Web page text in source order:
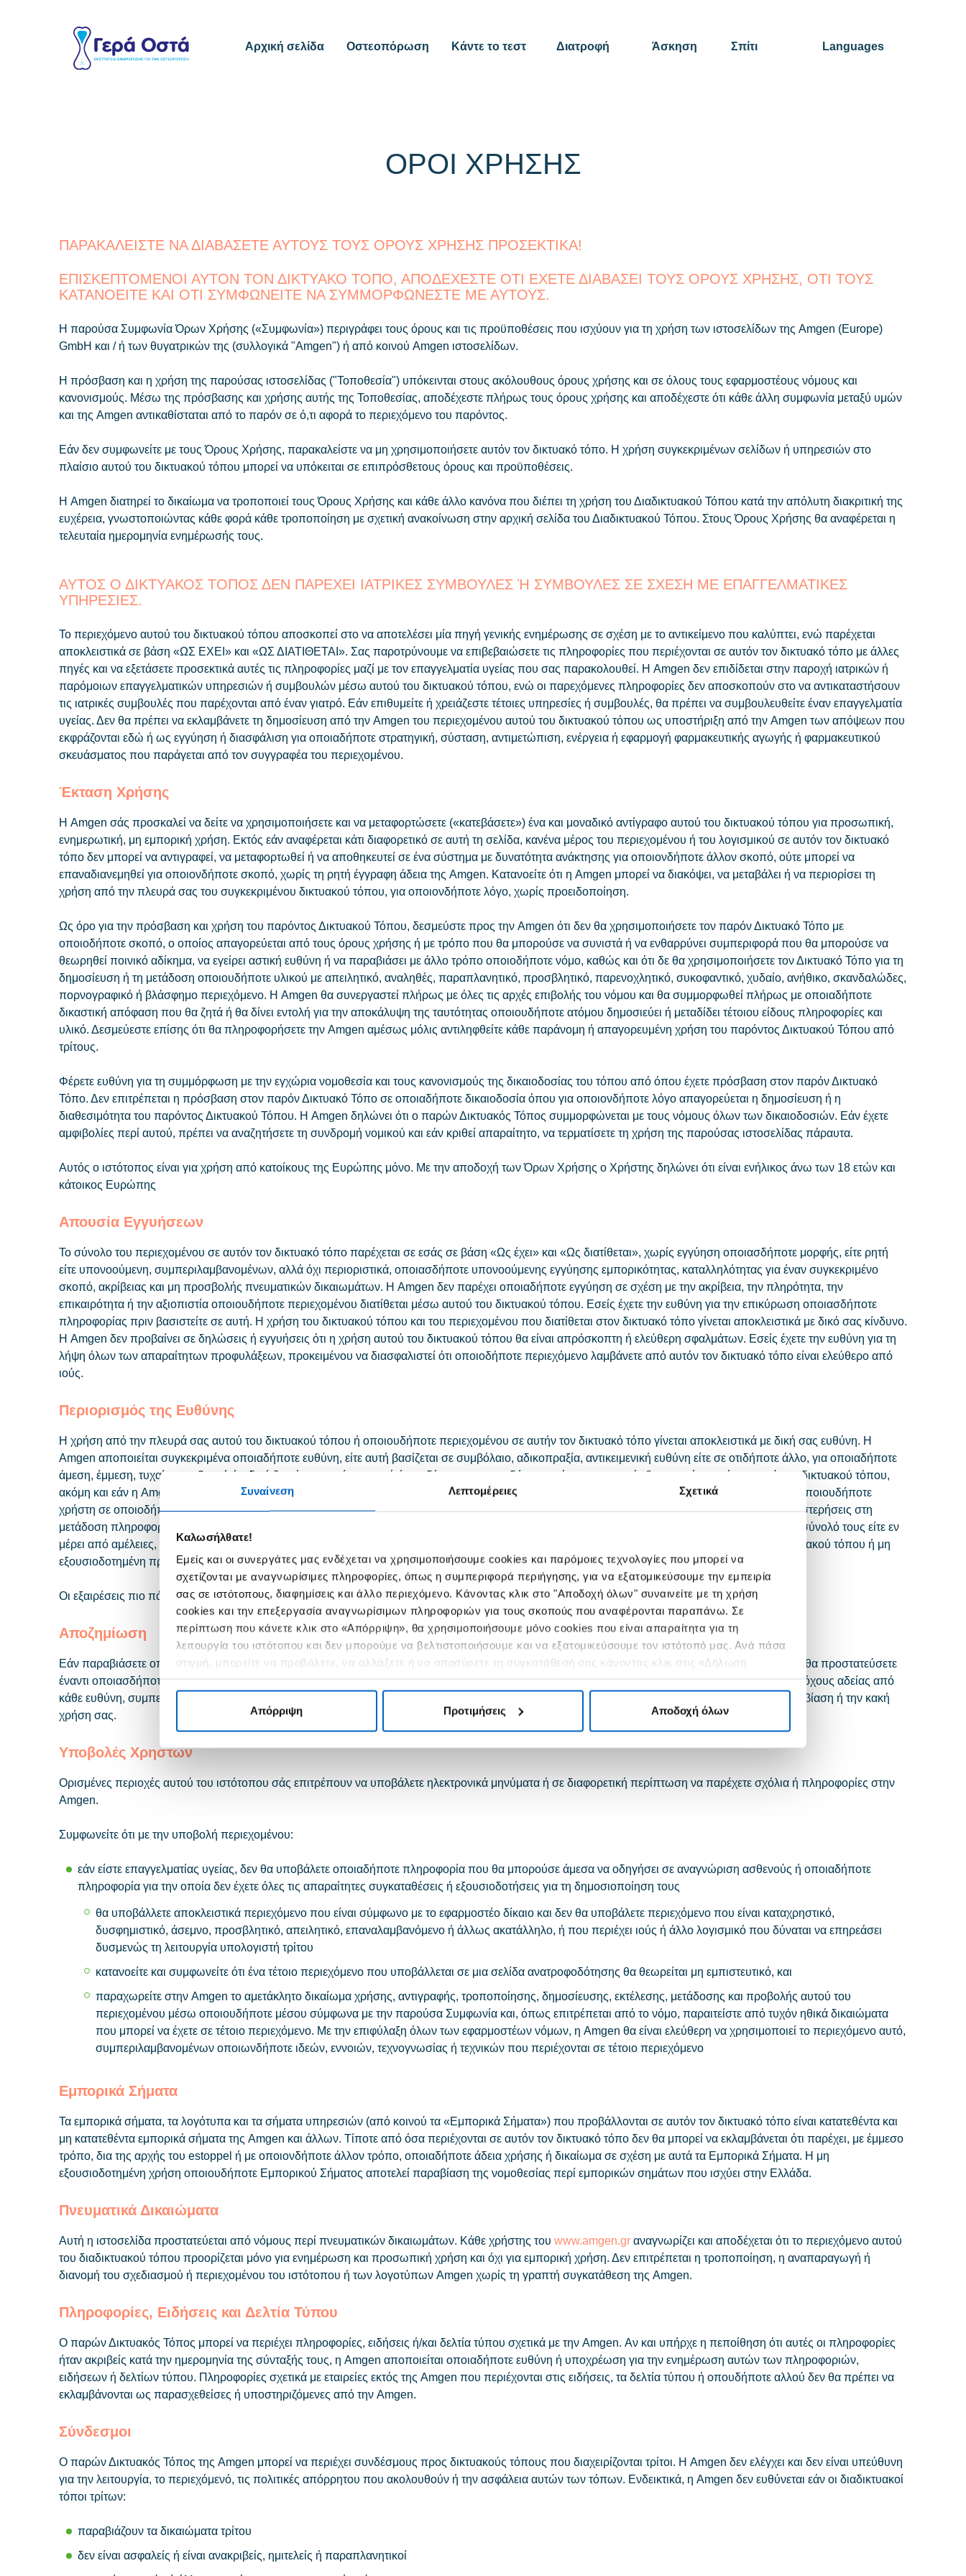
Συναίνεση Λεπτομέρειες Σχετικά
Καλωσήλθατε!
Εμείς και οι συνεργάτες μας ενδέχεται να χρησιμοποιήσουμε cookies και παρόμοιες τεχνολογίες που μπορεί να
σχετίζονται με αναγνωρίσιμες πληροφορίες, όπως η συμπεριφορά περιήγησης, για να εξατομικεύσουμε την εμπειρία
σας σε ιστότοπους, διαφημίσεις και άλλο περιεχόμενο. Κάνοντας κλικ στο "Αποδοχή όλων" συναινείτε με τη χρήση
cookies και την επεξεργασία αναγνωρίσιμων πληροφοριών για τους σκοπούς που αναφέρονται παραπάνω. Σε
περίπτωση που κάνετε κλικ στο «Απόρριψη», θα χρησιμοποιήσουμε μόνο cookies που είναι απαραίτητα για τη
λειτουργία του ιστότοπου και δεν μπορούμε να βελτιστοποιήσουμε και να εξατομικεύσουμε τον ιστότοπό μας. Ανά πάσα
στιγμή, μπορείτε να προβάλετε, να αλλάξετε ή να αποσύρετε τη συγκατάθεσή σας κάνοντας κλικ στις «Δήλωση
Απόρριψη Προτιμήσεις Αποδοχή όλων
Αρχική σελίδα
Οστεοπόρωση Κάντε το τεστ Διατροφή Άσκηση Σπίτι Languages
ΌΡΟΙ ΧΡΉΣΗΣ
ΠΑΡΑΚΑΛΕΙΣΤΕ ΝΑ ΔΙΑΒΑΣΕΤΕ ΑΥΤΟΥΣ ΤΟΥΣ ΟΡΟΥΣ ΧΡΗΣΗΣ ΠΡΟΣΕΚΤΙΚΑ!
ΕΠΙΣΚΕΠΤΟΜΕΝΟΙ ΑΥΤΟΝ ΤΟΝ ΔΙΚΤΥΑΚΟ ΤΟΠΟ, ΑΠΟΔΕΧΕΣΤΕ ΟΤΙ ΕΧΕΤΕ ΔΙΑΒΑΣΕΙ ΤΟΥΣ ΟΡΟΥΣ ΧΡΗΣΗΣ, ΟΤΙ ΤΟΥΣ
ΚΑΤΑΝΟΕΙΤΕ ΚΑΙ ΟΤΙ ΣΥΜΦΩΝΕΙΤΕ ΝΑ ΣΥΜΜΟΡΦΩΝΕΣΤΕ ΜΕ ΑΥΤΟΥΣ.
Η παρούσα Συμφωνία Όρων Χρήσης («Συμφωνία») περιγράφει τους όρους και τις προϋποθέσεις που ισχύουν για τη χρήση των ιστοσελίδων της Amgen (Εurope)
GmbH και / ή των θυγατρικών της (συλλογικά "Amgen") ή από κοινού Amgen ιστοσελίδων.
Η πρόσβαση και η χρήση της παρούσας ιστοσελίδας ("Τοποθεσία") υπόκεινται στους ακόλουθους όρους χρήσης και σε όλους τους εφαρμοστέους νόμους και
κανονισμούς. Μέσω της πρόσβασης και χρήσης αυτής της Τοποθεσίας, αποδέχεστε πλήρως τους όρους χρήσης και αποδέχεστε ότι κάθε άλλη συμφωνία μεταξύ υμών
και της Amgen αντικαθίσταται από το παρόν σε ό,τι αφορά το περιεχόμενο του παρόντος.
Εάν δεν συμφωνείτε με τους Όρους Χρήσης, παρακαλείστε να μη χρησιμοποιήσετε αυτόν τον δικτυακό τόπο. Η χρήση συγκεκριμένων σελίδων ή υπηρεσιών στο
πλαίσιο αυτού του δικτυακού τόπου μπορεί να υπόκειται σε επιπρόσθετους όρους και προϋποθέσεις.
Η Amgen διατηρεί το δικαίωμα να τροποποιεί τους Όρους Χρήσης και κάθε άλλο κανόνα που διέπει τη χρήση του Διαδικτυακού Τόπου κατά την απόλυτη διακριτική της
ευχέρεια, γνωστοποιώντας κάθε φορά κάθε τροποποίηση με σχετική ανακοίνωση στην αρχική σελίδα του Διαδικτυακού Τόπου. Στους Όρους Χρήσης θα αναφέρεται η
τελευταία ημερομηνία ενημέρωσής τους.
ΑΥΤΟΣ Ο ΔΙΚΤΥΑΚΟΣ ΤΟΠΟΣ ΔΕΝ ΠΑΡΕΧΕΙ ΙΑΤΡΙΚΕΣ ΣΥΜΒΟΥΛΕΣ Ή ΣΥΜΒΟΥΛΕΣ ΣΕ ΣΧΕΣΗ ΜΕ ΕΠΑΓΓΕΛΜΑΤΙΚΕΣ
ΥΠΗΡΕΣΙΕΣ.
Το περιεχόμενο αυτού του δικτυακού τόπου αποσκοπεί στο να αποτελέσει μία πηγή γενικής ενημέρωσης σε σχέση με το αντικείμενο που καλύπτει, ενώ παρέχεται
αποκλειστικά σε βάση «ΩΣ ΕΧΕΙ» και «ΩΣ ΔΙΑΤΙΘΕΤΑΙ». Σας παροτρύνουμε να επιβεβαιώσετε τις πληροφορίες που περιέχονται σε αυτόν τον δικτυακό τόπο με άλλες
πηγές και να εξετάσετε προσεκτικά αυτές τις πληροφορίες μαζί με τον επαγγελματία υγείας που σας παρακολουθεί. Η Amgen δεν επιδίδεται στην παροχή ιατρικών ή
παρόμοιων επαγγελματικών υπηρεσιών ή συμβουλών μέσω αυτού του δικτυακού τόπου, ενώ οι παρεχόμενες πληροφορίες δεν αποσκοπούν στο να αντικαταστήσουν
τις ιατρικές συμβουλές που παρέχονται από έναν γιατρό. Εάν επιθυμείτε ή χρειάζεστε τέτοιες υπηρεσίες ή συμβουλές, θα πρέπει να συμβουλευθείτε έναν επαγγελματία
υγείας. Δεν θα πρέπει να εκλαμβάνετε τη δημοσίευση από την Amgen του περιεχομένου αυτού του δικτυακού τόπου ως υποστήριξη από την Amgen των απόψεων που
εκφράζονται εδώ ή ως εγγύηση ή διασφάλιση για οποιαδήποτε στρατηγική, σύσταση, αντιμετώπιση, ενέργεια ή εφαρμογή φαρμακευτικής αγωγής ή φαρμακευτικού
σκευάσματος που παράγεται από τον συγγραφέα του περιεχομένου.
Έκταση Χρήσης
Η Amgen σάς προσκαλεί να δείτε να χρησιμοποιήσετε και να μεταφορτώσετε («κατεβάσετε») ένα και μοναδικό αντίγραφο αυτού του δικτυακού τόπου για προσωπική,
ενημερωτική, μη εμπορική χρήση. Εκτός εάν αναφέρεται κάτι διαφορετικό σε αυτή τη σελίδα, κανένα μέρος του περιεχομένου ή του λογισμικού σε αυτόν τον δικτυακό
τόπο δεν μπορεί να αντιγραφεί, να μεταφορτωθεί ή να αποθηκευτεί σε ένα σύστημα με δυνατότητα ανάκτησης για οποιονδήποτε άλλον σκοπό, ούτε μπορεί να
επαναδιανεμηθεί για οποιονδήποτε σκοπό, χωρίς τη ρητή έγγραφη άδεια της Amgen. Κατανοείτε ότι η Amgen μπορεί να διακόψει, να μεταβάλει ή να περιορίσει τη
χρήση από την πλευρά σας του συγκεκριμένου δικτυακού τόπου, για οποιονδήποτε λόγο, χωρίς προειδοποίηση.
Ως όρο για την πρόσβαση και χρήση του παρόντος Δικτυακού Τόπου, δεσμεύστε προς την Amgen ότι δεν θα χρησιμοποιήσετε τον παρόν Δικτυακό Τόπο με
οποιοδήποτε σκοπό, ο οποίος απαγορεύεται από τους όρους χρήσης ή με τρόπο που θα μπορούσε να συνιστά ή να ενθαρρύνει συμπεριφορά που θα μπορούσε να
θεωρηθεί ποινικό αδίκημα, να εγείρει αστική ευθύνη ή να παραβιάσει με άλλο τρόπο οποιοδήποτε νόμο, καθώς και ότι δε θα χρησιμοποιήσετε τον Δικτυακό Τόπο για τη
δημοσίευση ή τη μετάδοση οποιουδήποτε υλικού με απειλητικό, αναληθές, παραπλανητικό, προσβλητικό, παρενοχλητικό, συκοφαντικό, χυδαίο, ανήθικο, σκανδαλώδες,
πορνογραφικό ή βλάσφημο περιεχόμενο. Η Amgen θα συνεργαστεί πλήρως με όλες τις αρχές επιβολής του νόμου και θα συμμορφωθεί πλήρως με οποιαδήποτε
δικαστική απόφαση που θα ζητά ή θα δίνει εντολή για την αποκάλυψη της ταυτότητας οποιουδήποτε ατόμου δημοσιεύει ή μεταδίδει τέτοιου είδους πληροφορίες και
υλικό. Δεσμεύεστε επίσης ότι θα πληροφορήσετε την Amgen αμέσως μόλις αντιληφθείτε κάθε παράνομη ή απαγορευμένη χρήση του παρόντος Δικτυακού Τόπου από
τρίτους.
Φέρετε ευθύνη για τη συμμόρφωση με την εγχώρια νομοθεσία και τους κανονισμούς της δικαιοδοσίας του τόπου από όπου έχετε πρόσβαση στον παρόν Δικτυακό
Τόπο. Δεν επιτρέπεται η πρόσβαση στον παρόν Δικτυακό Τόπο σε οποιαδήποτε δικαιοδοσία όπου για οποιονδήποτε λόγο απαγορεύεται η δημοσίευση ή η
διαθεσιμότητα του παρόντος Δικτυακού Τόπου. Η Amgen δηλώνει ότι ο παρών Δικτυακός Τόπος συμμορφώνεται με τους νόμους όλων των δικαιοδοσιών. Εάν έχετε
αμφιβολίες περί αυτού, πρέπει να αναζητήσετε τη συνδρομή νομικού και εάν κριθεί απαραίτητο, να τερματίσετε τη χρήση της παρούσας ιστοσελίδας πάραυτα.
Αυτός ο ιστότοπος είναι για χρήση από κατοίκους της Ευρώπης μόνο. Με την αποδοχή των Όρων Χρήσης ο Χρήστης δηλώνει ότι είναι ενήλικος άνω των 18 ετών και
κάτοικος Ευρώπης
Απουσία Εγγυήσεων
Το σύνολο του περιεχομένου σε αυτόν τον δικτυακό τόπο παρέχεται σε εσάς σε βάση «Ως έχει» και «Ως διατίθεται», χωρίς εγγύηση οποιασδήποτε μορφής, είτε ρητή
είτε υπονοούμενη, συμπεριλαμβανομένων, αλλά όχι περιοριστικά, οποιασδήποτε υπονοούμενης εγγύησης εμπορικότητας, καταλληλότητας για έναν συγκεκριμένο
σκοπό, ακρίβειας και μη προσβολής πνευματικών δικαιωμάτων. Η Amgen δεν παρέχει οποιαδήποτε εγγύηση σε σχέση με την ακρίβεια, την πληρότητα, την
επικαιρότητα ή την αξιοπιστία οποιουδήποτε περιεχομένου διατίθεται μέσω αυτού του δικτυακού τόπου. Εσείς έχετε την ευθύνη για την επικύρωση οποιασδήποτε
πληροφορίας πριν βασιστείτε σε αυτή. Η χρήση του δικτυακού τόπου και του περιεχομένου που διατίθεται στον δικτυακό τόπο γίνεται αποκλειστικά με δικό σας κίνδυνο.
Η Amgen δεν προβαίνει σε δηλώσεις ή εγγυήσεις ότι η χρήση αυτού του δικτυακού τόπου θα είναι απρόσκοπτη ή ελεύθερη σφαλμάτων. Εσείς έχετε την ευθύνη για τη
λήψη όλων των απαραίτητων προφυλάξεων, προκειμένου να διασφαλιστεί ότι οποιοδήποτε περιεχόμενο λαμβάνετε από αυτόν τον δικτυακό τόπο είναι ελεύθερο από
ιούς.
Περιορισμός της Ευθύνης
Η χρήση από την πλευρά σας αυτού του δικτυακού τόπου ή οποιουδήποτε περιεχομένου σε αυτήν τον δικτυακό τόπο γίνεται αποκλειστικά με δική σας ευθύνη. Η
Amgen αποποιείται συγκεκριμένα οποιαδήποτε ευθύνη, είτε αυτή βασίζεται σε συμβόλαιο, αδικοπραξία, αντικειμενική ευθύνη είτε σε οτιδήποτε άλλο, για οποιαδήποτε
άμεση, έμμεση, τυχαία, αποθετική ή ειδική ζημιά που εγείρεται από ή συνδέεται με οποιονδήποτε τρόπο με την πρόσβαση σε ή τη χρήση αυτού του δικτυακού τόπου,
ακόμη και εάν η Amgen έχει ενημερωθεί για την πιθανότητα ύπαρξης τέτοιων ζημιών, συμπεριλαμβανομένων, αλλά όχι περιοριστικά, της στήριξης οποιουδήποτε
χρήστη σε οποιοδήποτε περιεχόμενο έχει ληφθεί μέσω της χρήσης του δικτυακού τόπου ή προκύπτει σε συνδυασμό με λάθη ή παραλείψεις ή καθυστερήσεις στη
μετάδοση πληροφοριών προς και από τον χρήστη, διακοπές στις τηλεπικοινωνιακές συνδέσεις με τον δικτυακό τόπο ή ιούς, είτε προκλήθηκαν στο σύνολό τους είτε εν
μέρει από αμέλειες, ανωτέρα βία, πολεμική σύρραξη, τρομοκρατική ενέργεια, αποτυχία τηλεπικοινωνιακής σύνδεσης, κλοπή ή καταστροφή του δικτυακού τόπου ή μη
εξουσιοδοτημένη πρόσβαση στον δικτυακό τόπου ή σχετιζόμενες πληροφορίες ή προγράμματα.
Οι εξαιρέσεις πιο πάνω μπορεί να μην ισχύουν σε περιοχές δικαιοδοσίας που δεν επιτρέπουν την εξαίρεση ορισμένων υπονοούμενων εγγυήσεων.
Αποζημίωση
Εάν παραβιάσετε οποιονδήποτε από τους παρόντες όρους ή εάν κάνετε κακή χρήση αυτού του δικτυακού τόπου, συμφωνείτε ότι θα αποζημιώσετε, θα προστατεύσετε
έναντι οποιασδήποτε δίωξης και δεν θα κατηγορήσετε την Amgen, τα στελέχη, τους διευθυντές, τους εργαζόμενους, τους εντολοδόχους και τους κατόχους αδείας από
κάθε ευθύνη, συμπεριλαμβανομένων του κόστους, των δαπανών και των αμοιβών των δικηγόρων, που προκύπτουν από ή σχετίζονται με την παραβίαση ή την κακή
χρήση σας.
Υποβολές Χρηστών
Ορισμένες περιοχές αυτού του ιστότοπου σάς επιτρέπουν να υποβάλετε ηλεκτρονικά μηνύματα ή σε διαφορετική περίπτωση να παρέχετε σχόλια ή πληροφορίες στην
Amgen.
Συμφωνείτε ότι με την υποβολή περιεχομένου:
εάν είστε επαγγελματίας υγείας, δεν θα υποβάλετε οποιαδήποτε πληροφορία που θα μπορούσε άμεσα να οδηγήσει σε αναγνώριση ασθενούς ή οποιαδήποτε
πληροφορία για την οποία δεν έχετε όλες τις απαραίτητες συγκαταθέσεις ή εξουσιοδοτήσεις για τη δημοσιοποίηση τους
θα υποβάλλετε αποκλειστικά περιεχόμενο που είναι σύμφωνο με το εφαρμοστέο δίκαιο και δεν θα υποβάλετε περιεχόμενο που είναι καταχρηστικό,
δυσφημιστικό, άσεμνο, προσβλητικό, απειλητικό, επαναλαμβανόμενο ή άλλως ακατάλληλο, ή που περιέχει ιούς ή άλλο λογισμικό που δύναται να επηρεάσει
δυσμενώς τη λειτουργία υπολογιστή τρίτου
κατανοείτε και συμφωνείτε ότι ένα τέτοιο περιεχόμενο που υποβάλλεται σε μια σελίδα ανατροφοδότησης θα θεωρείται μη εμπιστευτικό, και
παραχωρείτε στην Amgen το αμετάκλητο δικαίωμα χρήσης, αντιγραφής, τροποποίησης, δημοσίευσης, εκτέλεσης, μετάδοσης και προβολής αυτού του
περιεχομένου μέσω οποιουδήποτε μέσου σύμφωνα με την παρούσα Συμφωνία και, όπως επιτρέπεται από το νόμο, παραιτείστε από τυχόν ηθικά δικαιώματα
που μπορεί να έχετε σε τέτοιο περιεχόμενο. Με την επιφύλαξη όλων των εφαρμοστέων νόμων, η Amgen θα είναι ελεύθερη να χρησιμοποιεί το περιεχόμενο αυτό,
συμπεριλαμβανομένων οποιωνδήποτε ιδεών, εννοιών, τεχνογνωσίας ή τεχνικών που περιέχονται σε τέτοιο περιεχόμενο
Εμπορικά Σήματα
Τα εμπορικά σήματα, τα λογότυπα και τα σήματα υπηρεσιών (από κοινού τα «Εμπορικά Σήματα») που προβάλλονται σε αυτόν τον δικτυακό τόπο είναι κατατεθέντα και
μη κατατεθέντα εμπορικά σήματα της Amgen και άλλων. Τίποτε από όσα περιέχονται σε αυτόν τον δικτυακό τόπο δεν θα μπορεί να εκλαμβάνεται ότι παρέχει, με έμμεσο
τρόπο, δια της αρχής του estoppel ή με οποιονδήποτε άλλον τρόπο, οποιαδήποτε άδεια χρήσης ή δικαίωμα σε σχέση με αυτά τα Εμπορικά Σήματα. Η μη
εξουσιοδοτημένη χρήση οποιουδήποτε Εμπορικού Σήματος αποτελεί παραβίαση της νομοθεσίας περί εμπορικών σημάτων που ισχύει στην Ελλάδα.
Πνευματικά Δικαιώματα
Αυτή η ιστοσελίδα προστατεύεται από νόμους περί πνευματικών δικαιωμάτων. Κάθε χρήστης του www.amgen.gr αναγνωρίζει και αποδέχεται ότι το περιεχόμενο αυτού
του διαδικτυακού τόπου προορίζεται μόνο για ενημέρωση και προσωπική χρήση και όχι για εμπορική χρήση. Δεν επιτρέπεται η τροποποίηση, η αναπαραγωγή ή
διανομή του σχεδιασμού ή περιεχομένου του ιστότοπου ή των λογοτύπων Amgen χωρίς τη γραπτή συγκατάθεση της Amgen.
Πληροφορίες, Ειδήσεις και Δελτία Τύπου
Ο παρών Δικτυακός Τόπος μπορεί να περιέχει πληροφορίες, ειδήσεις ή/και δελτία τύπου σχετικά με την Amgen. Αν και υπήρχε η πεποίθηση ότι αυτές οι πληροφορίες
ήταν ακριβείς κατά την ημερομηνία της σύνταξής τους, η Amgen αποποιείται οποιαδήποτε ευθύνη ή υποχρέωση για την ενημέρωση αυτών των πληροφοριών,
ειδήσεων ή δελτίων τύπου. Πληροφορίες σχετικά με εταιρείες εκτός της Amgen που περιέχονται στις ειδήσεις, τα δελτία τύπου ή οπουδήποτε αλλού δεν θα πρέπει να
εκλαμβάνονται ως παρασχεθείσες ή υποστηριζόμενες από την Amgen.
Σύνδεσμοι
Ο παρών Δικτυακός Τόπος της Amgen μπορεί να περιέχει συνδέσμους προς δικτυακούς τόπους που διαχειρίζονται τρίτοι. Η Amgen δεν ελέγχει και δεν είναι υπεύθυνη
για την λειτουργία, το περιεχόμενό, τις πολιτικές απόρρητου που ακολουθούν ή την ασφάλεια αυτών των τόπων. Ενδεικτικά, η Amgen δεν ευθύνεται εάν οι διαδικτυακοί
τόποι τρίτων:
παραβιάζουν τα δικαιώματα τρίτου
δεν είναι ασφαλείς ή είναι ανακριβείς, ημιτελείς ή παραπλανητικοί